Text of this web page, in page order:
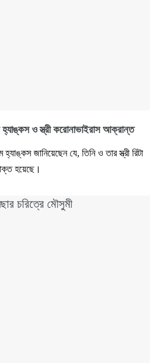
ও স্ত্রী করোনাভাইরাস আক্রান্ত
জানিয়েছেন যে, তিনি ও তার স্ত্রী রিটা
হয়েছে।